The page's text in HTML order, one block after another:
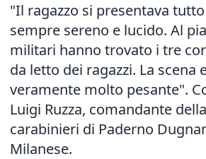
"Il ragazzo si presentava
sempre sereno e lucido. Al
militari hanno trovato i tre
da letto dei ragazzi. La scena
veramente molto pesante".
Luigi Ruzza, comandante
carabinieri di Paderno
Milanese.